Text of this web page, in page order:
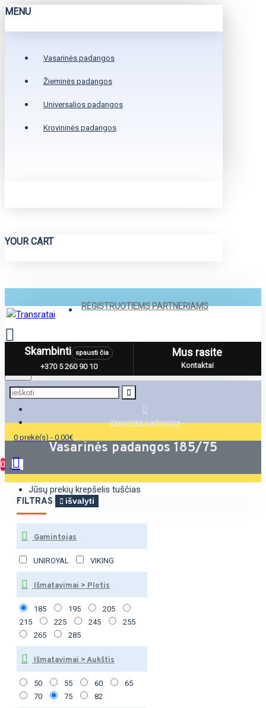
MENU
Vasarinės padangos
Žieminės padangos
Universalios padangos
Krovininės padangos
YOUR CART
REGISTRUOTIEMS PARTNERIAMS
Menu
0 prekė(s) - 0.00€
0
Jūsų prekių krepšelis tuščias
Skambinti spausti čia
+370 5 260 90 10
Mus rasite
Kontaktai
Vasarinės padangos
Vasarinės padangos 185/75
FILTRAS išvalyti
Gamintojas
UNIROYAL VIKING
Išmatavimai > Plotis
185 195
205
215
225 245
255
265
285
Išmatavimai > Aukštis
50 55 60
65
70
75 82